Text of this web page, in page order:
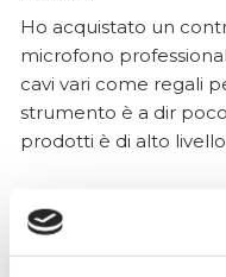
Ho acquistato un
microfono
cavi vari come regali
strumento è a dir
prodotti è di alto
Simone